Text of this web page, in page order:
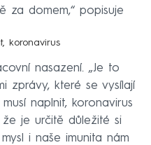
za domem,“ popisuje
koronavirus
nasazení. „Je to
zprávy, které se vysílají
naplnit, koronavirus
že je určitě důležité si
i naše imunita nám